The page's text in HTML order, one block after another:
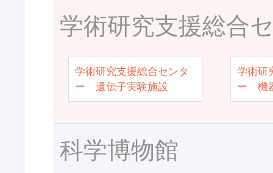
学術研究支援総合
学術研究支援総合センタ
ー 遺伝子実験施設
学術研
ー 機
科学博物館